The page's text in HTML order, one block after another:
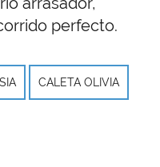
perfecto.
CALETA OLIVIA